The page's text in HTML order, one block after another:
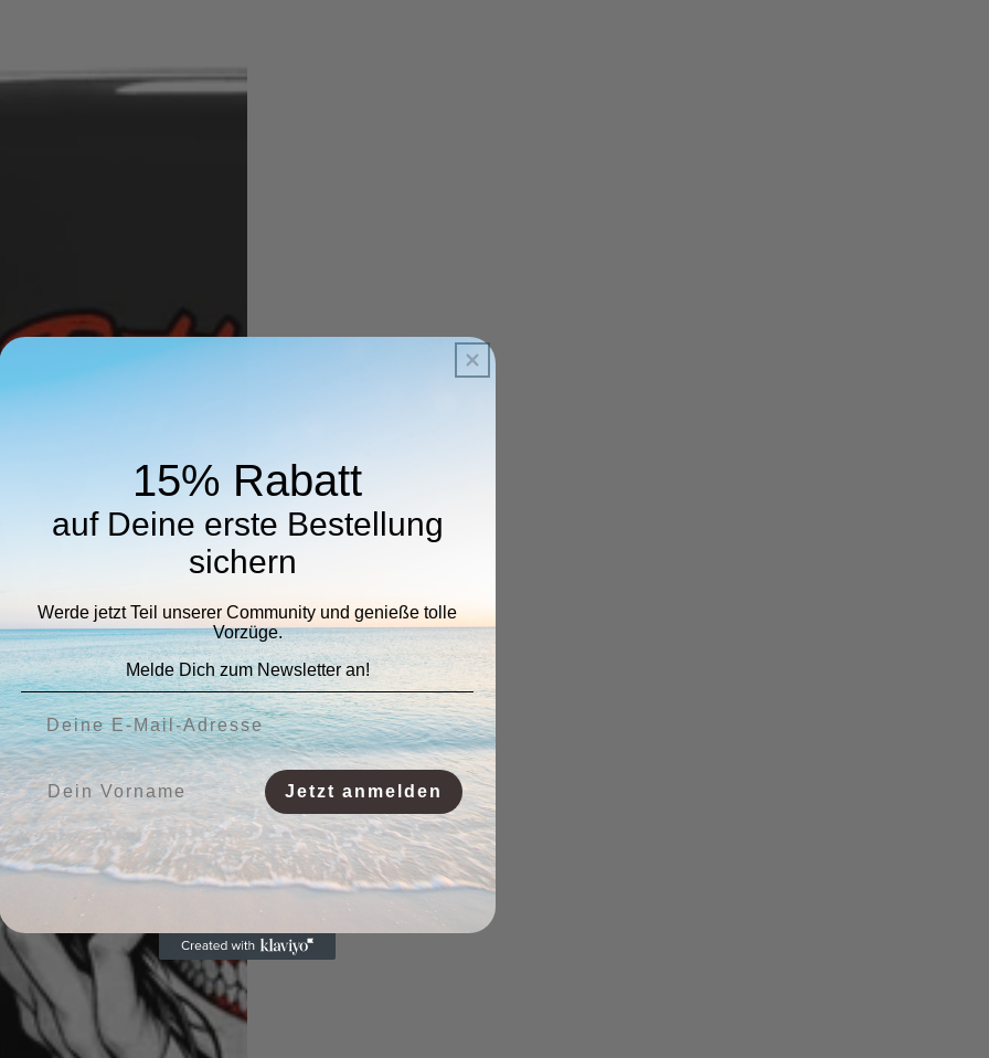
15% Rabatt
auf Deine erste Bestellung
sichern
Werde jetzt Teil unserer Community und genieße tolle
Vorzüge.
Melde Dich zum Newsletter an!
Deine E-Mail-Adresse:
Vorname:
Jetzt anmelden